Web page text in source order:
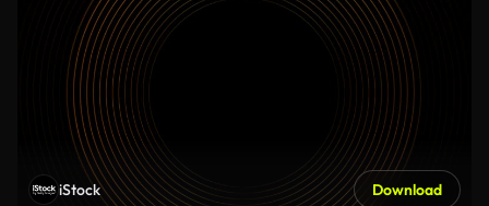
iStock Download